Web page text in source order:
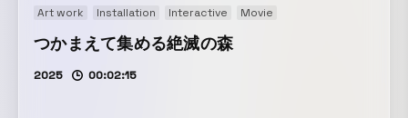
渦は、閉じた箱に移すと一瞬で消えてしまう。つまり、渦
は、それ自体で安定した自らの構造を保っていない。渦は、
環境が生む流れの中にある存在であり、渦の外部から内部
へ、そして内部から外部へと流れ続ける水によってつくられ
Art work Installation Interactive Movie
つかまえて集める絶滅の森
2025 00:02:15